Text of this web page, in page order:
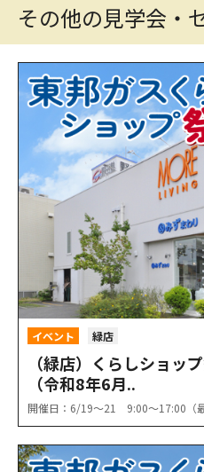
その他の見学会・
イベント 緑店
（緑店）くらしショッ
（令和8年6月..
開催日：6/19〜21 9:00〜17:00（